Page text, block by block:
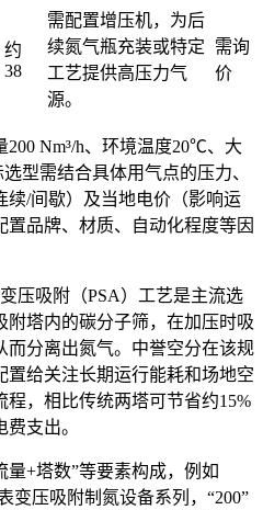
约
38
需配置增压机，为后
续氮气瓶充装或特定
工艺提供高压力气
源。
需询
价
200 Nm³/h、环境温度20℃、大
型需结合具体用气点的压力、
续/间歇）及当地电价（影响运
品牌、材质、自动化程度等因
压吸附（PSA）工艺是主流选
塔内的碳分子筛，在加压时吸
而分离出氮气。中誉空分在该规
给关注长期运行能耗和场地空
，相比传统两塔可节省约15%
支出。
+塔数”等要素构成，例如
变压吸附制氮设备系列，“200”